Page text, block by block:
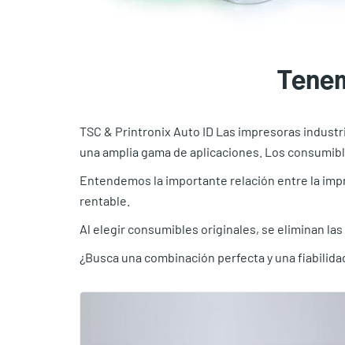
TSC & Printronix Auto ID Las impresoras
una amplia gama de aplicaciones. Los
Entendemos la importante relación entre la
rentable.
Al elegir consumibles originales, se eliminan
¿Busca una combinación perfecta y una